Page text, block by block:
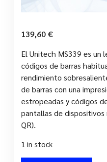
139,60 €
El Unitech MS339 es un
códigos de barras
rendimiento
de barras con una
estropeadas y códigos
pantallas de
QR).
1 in stock